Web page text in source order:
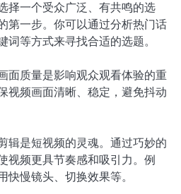
择一个受众广泛、有共鸣的选
第一步。你可以通过分析热门话
词等方式来寻找合适的选题。
面质量是影响观众观看体验的重
视频画面清晰、稳定，避免抖动
辑是短视频的灵魂。通过巧妙的
视频更具节奏感和吸引力。例
快慢镜头、切换效果等。